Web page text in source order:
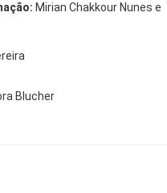
Mirian Chakkour Nunes e
Blucher